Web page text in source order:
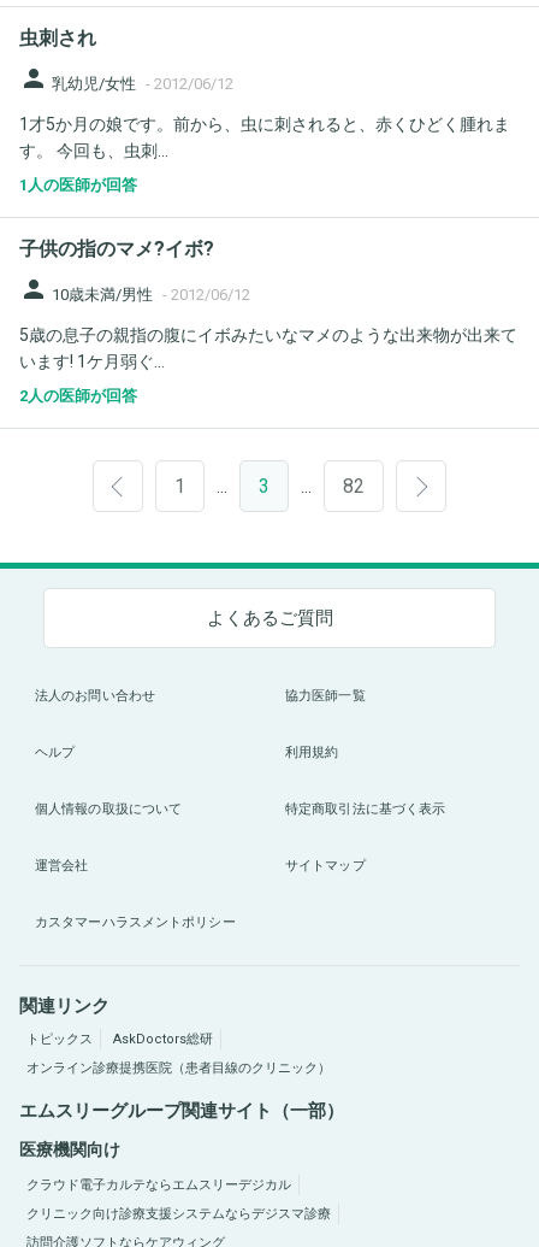
虫刺され
person 乳幼児/女性 - 2012/06/12
1才5か月の娘です。前から、虫に刺されると、赤くひどく腫れま
す。 今回も、虫刺...
1人の医師が回答
子供の指のマメ?イボ?
person 10歳未満/男性 - 2012/06/12
5歳の息子の親指の腹にイボみたいなマメのような出来物が出来て
います! 1ケ月弱ぐ...
2人の医師が回答
1 3 82
よくあるご質問
法人のお問い合わせ 協力医師一覧
ヘルプ 利用規約
個人情報の取扱について 特定商取引法に基づく表示
運営会社 サイトマップ
カスタマーハラスメントポリシー
関連リンク
トピックス
AskDoctors総研
オンライン診療提携医院（患者目線のクリニック）
エムスリーグループ関連サイト（一部）
医療機関向け
クラウド電子カルテならエムスリーデジカル
クリニック向け診療支援システムならデジスマ診療
訪問介護ソフトならケアウィング